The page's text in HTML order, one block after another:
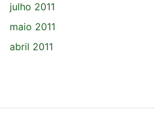
julho 2011
maio 2011
abril 2011